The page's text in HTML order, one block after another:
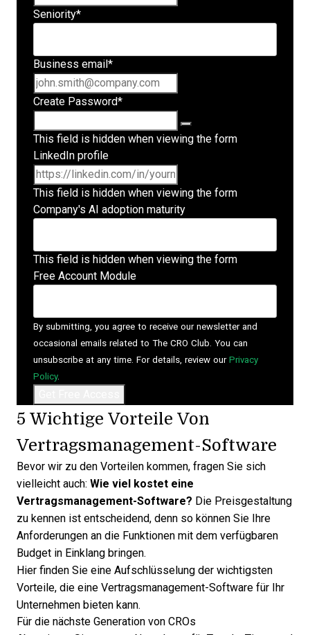
Seniority*
Business email *
Create Password*
This field is hidden when viewing the form
LinkedIn profile
This field is hidden when viewing the form
Company's AI adoption maturity
This field is hidden when viewing the form
Free Account Module
By submitting, you agree to receive our newsletter and
occasional emails related to The CRO Club. You can
unsubscribe at any time. For details, review our Privacy
Policy.
5 Wichtige Vorteile Von
Vertragsmanagement-Software
Bevor wir zu den Vorteilen kommen, fragen Sie sich
vielleicht auch: Wie viel kostet eine
Vertragsmanagement-Software? Die Preisgestaltung
zu kennen ist entscheidend, denn so können Sie Ihre
Anforderungen an die Funktionen mit dem verfügbaren
Budget in Einklang bringen.
Hier finden Sie eine Aufschlüsselung der wichtigsten
Vorteile, die eine Vertragsmanagement-Software für Ihr
Unternehmen bieten kann.
Für die nächste Generation von CROs